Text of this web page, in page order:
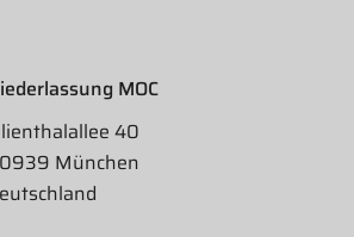
MOC
40
München